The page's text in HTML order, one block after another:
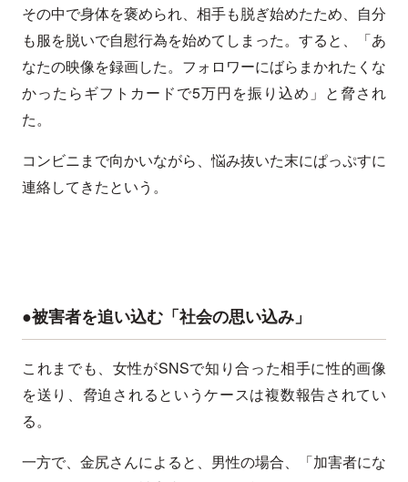
その中で身体を褒められ、相手も脱ぎ始めたため、自分
も服を脱いで自慰行為を始めてしまった。すると、「あ
なたの映像を録画した。フォロワーにばらまかれたくな
かったらギフトカードで5万円を振り込め」と脅され
た。
コンビニまで向かいながら、悩み抜いた末にぱっぷすに
連絡してきたという。
●被害者を追い込む「社会の思い込み」
これまでも、女性がSNSで知り合った相手に性的画像
を送り、脅迫されるというケースは複数報告されてい
る。
一方で、金尻さんによると、男性の場合、「加害者にな